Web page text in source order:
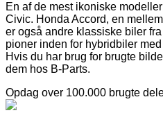
En af de mest ikoniske
Civic. Honda Accord, en
er også andre klassiske biler
pioner inden for hybridbiler
Hvis du har brug for brugte
dem hos B-Parts.
Opdag over 100.000 brugte